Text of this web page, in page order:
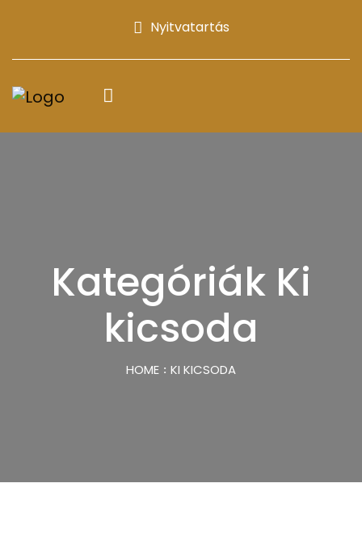
Nyitvatartás
Kategóriák Ki
kicsoda
HOME KI KICSODA